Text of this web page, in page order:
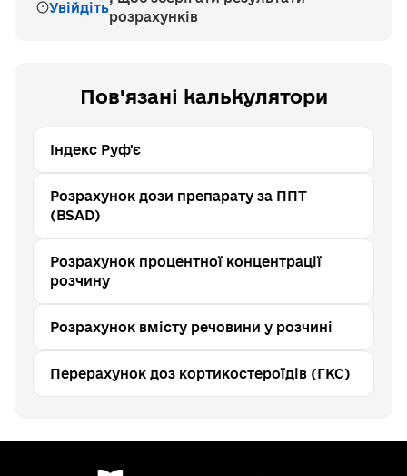
Увійдіть
розрахунків
Пов'язані калькулятори
Індекс Руф'є
Розрахунок дози препарату за ППТ
(BSAD)
Розрахунок процентної концентрації
розчину
Розрахунок вмісту речовини у розчині
Перерахунок доз кортикостероїдів (ГКС)